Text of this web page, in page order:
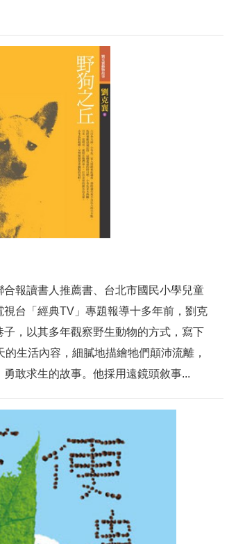
報讀書人推薦書、台北市國民小學兒童
台「經典TV」專題報導十多年前，劉克
，以其多年觀察野生動物的方式，寫下
生活內容，細膩地描繪牠們顛沛流離，
敢求生的故事。他採用遠鏡頭敘事...